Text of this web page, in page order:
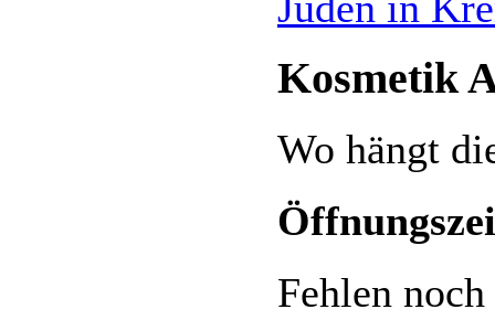
Kosmetik
Wo hängt
Fehlen noch